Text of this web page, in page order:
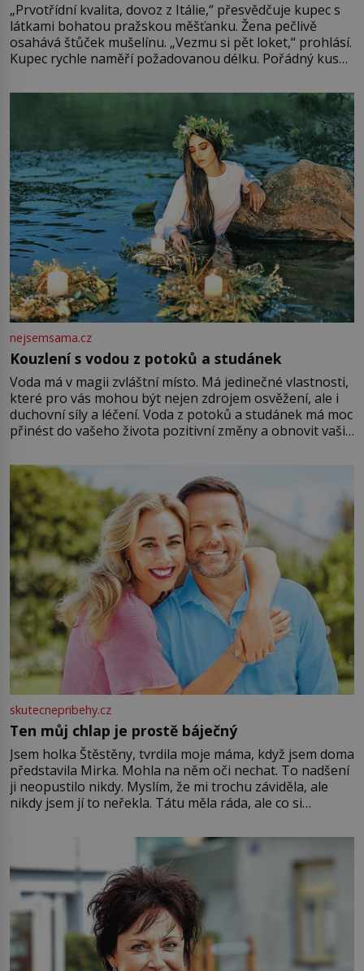
„Prvotřídní kvalita, dovoz z Itálie,“ přesvědčuje kupec s
látkami bohatou pražskou měšťanku. Žena pečlivě
osahává štůček mušelínu. „Vezmu si pět loket,“ prohlásí.
Kupec rychle naměří požadovanou délku. Pořádný kus
milostpaní. Stačí jenom na sukni,“ zhodnotí švadlena
množství růžového mušelínu. „Ošidili vás, podívejte.“
Vezme do ruky dřevěnou
nejsemsama.cz
Kouzlení s vodou z potoků a studánek
Voda má v magii zvláštní místo. Má jedinečné vlastnosti,
které pro vás mohou být nejen zdrojem osvěžení, ale i
duchovní síly a léčení. Voda z potoků a studánek má moc
přinést do vašeho života pozitivní změny a obnovit vaši
můžete obohatit své rituály a přinést do svého života
větší harmonii a klid. Je důležité
skutecnepribehy.cz
Ten můj chlap je prostě báječný
Jsem holka Štěstěny, tvrdila moje máma, když jsem doma
představila Mirka. Mohla na něm oči nechat. To nadšení
ji neopustilo nikdy. Myslím, že mi trochu záviděla, ale
nikdy jsem jí to neřekla. Tátu měla ráda, ale co si
Jsme spolu moc rádi Tehdy byla jiná doba, když